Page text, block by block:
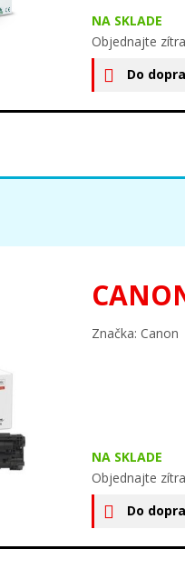
NA SKLADE
Objednajte
Do
Značka: Canon
NA SKLADE
Objednajte
Do